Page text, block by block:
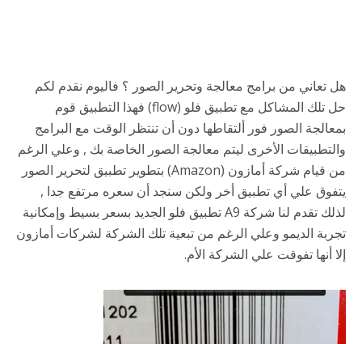
هل تعاني من برامج معالجة وتحرير الصور ؟ فاليوم نقدم لكم
حل تلك المشاكل مع تطبيق فلو (flow) فهذا التطبيق قوم
بمعالجة الصور فور ألتقاطها دون أن تنتظر الوقت مع البرامج
والتطبيقات الأخرى ليتم معالجة الصور الخاصة بك , وعلي الرغم
من قيام شركة أمازون (Amazon) بتطوير تطبيق لتحرير الصور
يتفوق علي أي تطبيق أخر ولكن سنجد أن سعره مرتفع جدا ,
لذلك تقدم لنا شركة A9 تطبيق فلو الجديد بسعر بسيط وإمكانية
تجربة الديمو وعلي الرغم من تبعية تلك الشركة لشركات أمازون
إلا أنها تفوقت علي الشركة الأم.